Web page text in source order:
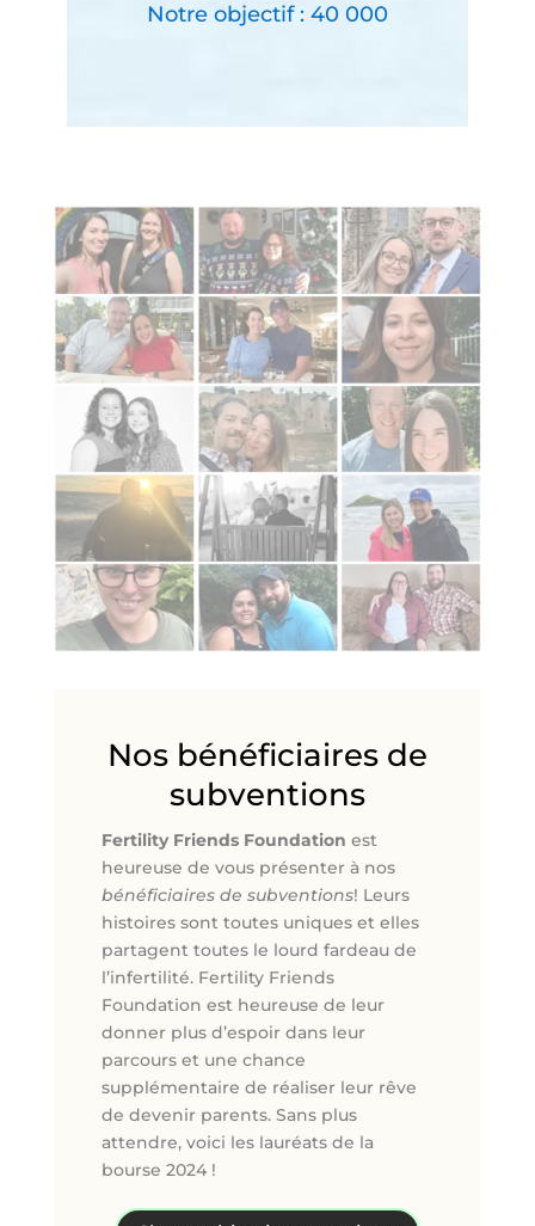
Notre objectif : 40 000
Nos bénéficiaires de
subventions
Fertility Friends Foundation est
heureuse de vous présenter à nos
bénéficiaires de subventions! Leurs
histoires sont toutes uniques et elles
partagent toutes le lourd fardeau de
l’infertilité. Fertility Friends
Foundation est heureuse de leur
donner plus d’espoir dans leur
parcours et une chance
supplémentaire de réaliser leur rêve
de devenir parents. Sans plus
attendre, voici les lauréats de la
bourse 2024 !